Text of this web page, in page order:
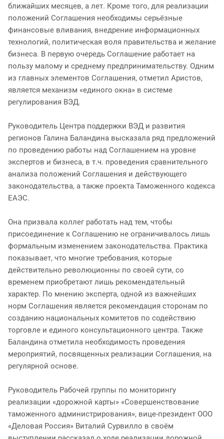
ближайших месяцев, а лет. Кроме того, для реализации
положений Соглашения необходимы серьёзные
финансовые вливания, внедрение информационных
технологий, политическая воля правительства и желание
бизнеса. В первую очередь Соглашение работает на
пользу малому и среднему предпринимательству. Одним
из главных элементов Соглашения, отметил Аристов,
является механизм «единого окна» в системе
регулирования ВЭД.
Руководитель Центра поддержки ВЭД и развития
регионов Галина Баландина высказала ряд предложений
по проведению работы над Соглашением на уровне
экспертов и бизнеса, в т.ч. проведения сравнительного
анализа положений Соглашения и действующего
законодательства, а также проекта Таможенного кодекса
ЕАЭС.
Она призвала коллег работать над тем, чтобы
присоединение к Соглашению не ограничивалось лишь
формальным изменением законодательства. Практика
показывает, что многие требования, которые
действительно революционны по своей сути, со
временем приобретают лишь рекомендательный
характер. По мнению эксперта, одной из важнейших
норм Соглашения является рекомендация сторонам по
созданию национальных комитетов по содействию
торговле и единого консультационного центра. Также
Баландина отметила необходимость проведения
мероприятий, посвященных реализации Соглашения, на
регулярной основе.
Руководитель Рабочей группы по мониторингу
реализации «дорожной карты» «Совершенствование
таможенного администрирования», вице-президент ООО
«Деловая Россия» Виталий Сурвилло в своём